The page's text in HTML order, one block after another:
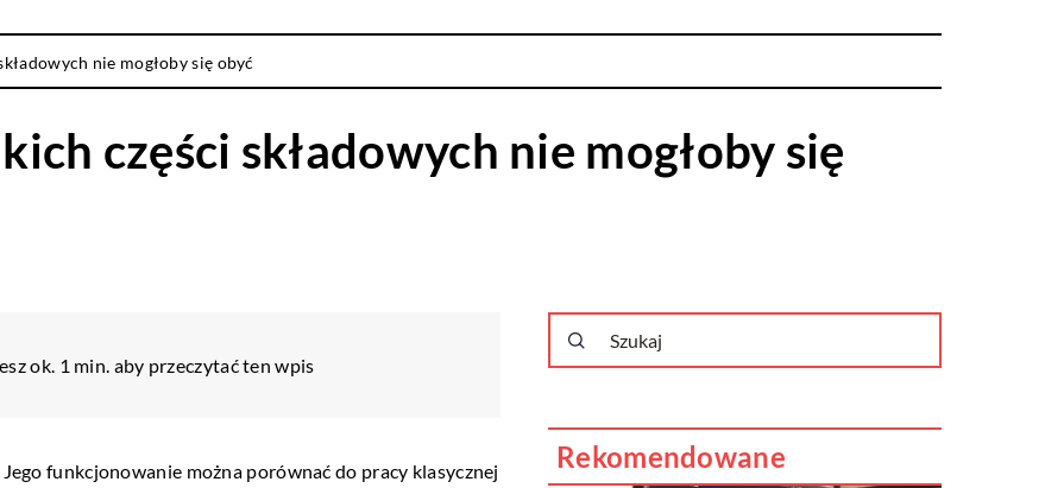
nie mogłoby się obyć
części składowych nie mogłoby się
ok. 1 min. aby przeczytać ten wpis
funkcjonowanie można porównać do pracy klasycznej
Rekomendowane